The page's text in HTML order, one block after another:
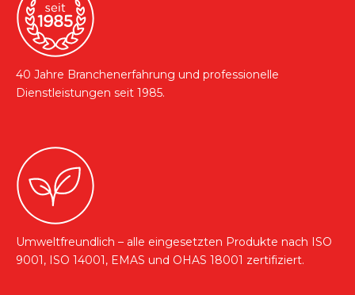
40 Jahre Branchenerfahrung und professionelle
Dienstleistungen seit 1985.
Umweltfreundlich – alle eingesetzten Produkte nach ISO
9001, ISO 14001, EMAS und OHAS 18001 zertifiziert.